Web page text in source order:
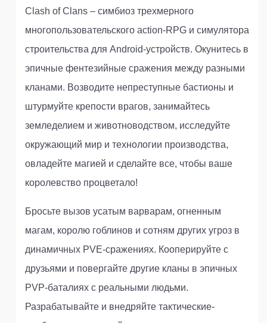
Clash of Clans – симбиоз трехмерного
многопользовательского action-RPG и симулятора
строительства для Android-устройств. Окунитесь в
эпичные фентезийные сражения между разными
кланами. Возводите непреступные бастионы и
штурмуйте крепости врагов, занимайтесь
земледелием и животноводством, исследуйте
окружающий мир и технологии производства,
овладейте магией и сделайте все, чтобы ваше
королевство процветало!
Бросьте вызов усатым варварам, огненным
магам, королю гоблинов и сотням других угроз в
динамичных PVE-сражениях. Кооперируйте с
друзьями и повергайте другие кланы в эпичных
PVP-баталиях с реальными людьми.
Разрабатывайте и внедряйте тактические-